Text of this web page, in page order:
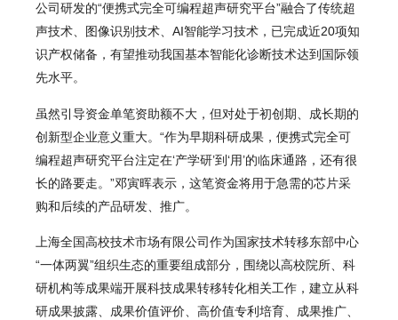
公司研发的“便携式完全可编程超声研究平台”融合了传统超
声技术、图像识别技术、AI智能学习技术，已完成近20项知
识产权储备，有望推动我国基本智能化诊断技术达到国际领
先水平。
虽然引导资金单笔资助额不大，但对处于初创期、成长期的
创新型企业意义重大。“作为早期科研成果，便携式完全可
编程超声研究平台注定在‘产学研’到‘用’的临床通路，还有很
长的路要走。”邓寅晖表示，这笔资金将用于急需的芯片采
购和后续的产品研发、推广。
上海全国高校技术市场有限公司作为国家技术转移东部中心
“一体两翼”组织生态的重要组成部分 ，围绕以高校院所、科
研机构等成果端开展科技成果转移转化相关工作，建立从科
研成果披露、成果价值评价、高价值专利培育、成果推广、